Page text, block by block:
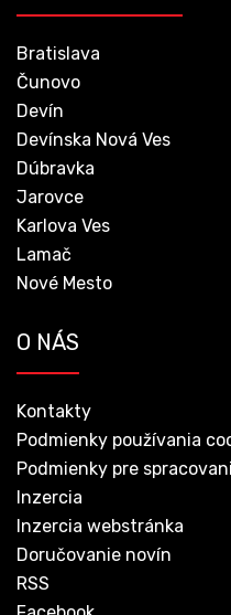
Bratislava
Čunovo
Devín
Devínska Nová Ves
Dúbravka
Jarovce
Karlova Ves
Lamač
Nové Mesto
O NÁS
Kontakty
Podmienky používania
Podmienky pre
Inzercia
Inzercia webstránka
Doručovanie novín
RSS